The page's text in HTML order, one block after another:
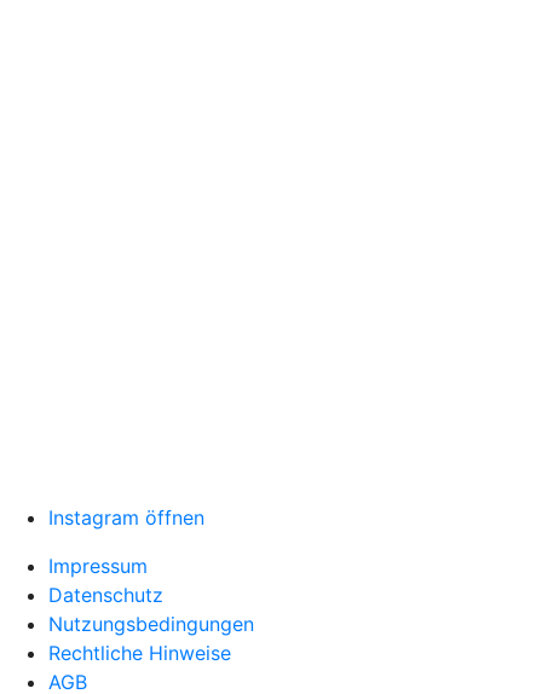
Instagram öffnen
Impressum
Datenschutz
Nutzungsbedingungen
Rechtliche Hinweise
AGB